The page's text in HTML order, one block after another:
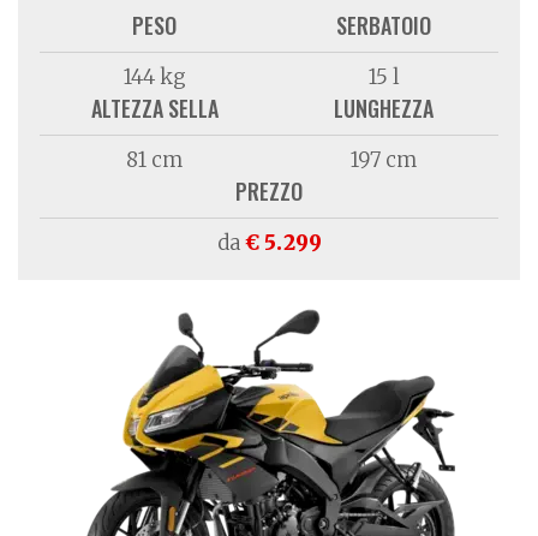
PESO
144 kg
SERBATOIO
15 l
ALTEZZA SELLA
81 cm
LUNGHEZZA
197 cm
PREZZO
da€ 5.299